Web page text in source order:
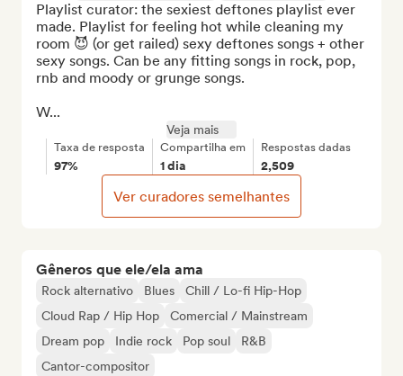
Gêneros que ele/ela ama
Rock alternativo Blues
Chill / Lo-fi Hip-Hop
Cloud Rap / Hip Hop
Comercial / Mainstream
Dream pop
Indie rock Pop soul
R&B
Cantor-compositor
Playlist curator: the sexiest deftones playlist ever
made. Playlist for feeling hot while cleaning my
room 😈 (or get railed) sexy deftones songs + other
sexy songs. Can be any fitting songs in rock, pop,
rnb and moody or grunge songs.
W...
Veja mais
Taxa de resposta
97%
Compartilha em
1 dia
Respostas dadas
2,509
Ver curadores semelhantes